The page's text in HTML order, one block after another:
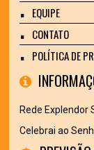
EQUIPE
CONTATO
POLÍTICA DE
Rede Explendor
Celebrai ao